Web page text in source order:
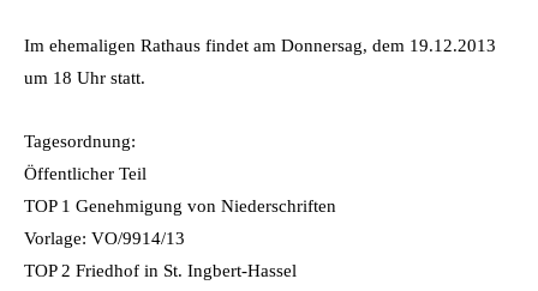
Im ehemaligen Rathaus findet am Donnersag, dem 19.12.2013
um 18 Uhr statt.
Tagesordnung:
Öffentlicher Teil
TOP 1 Genehmigung von Niederschriften
Vorlage: VO/9914/13
TOP 2 Friedhof in St. Ingbert-Hassel